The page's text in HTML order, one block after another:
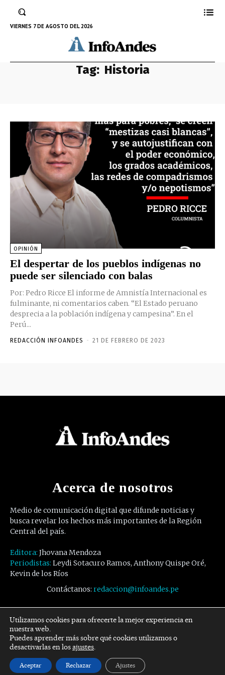
VIERNES 7 DE AGOSTO DEL 2026
Tag: Historia
OPINIÓN
El despertar de los pueblos indígenas no
puede ser silenciado con balas
Por: Pedro Ricce El informe de Amnistía Internacional es
fulminante, ni comentarios caben. “El Estado peruano
desprecia a la población indígena y campesina”. En el
Perú...
REDACCIÓN INFOANDES - 21 DE FEBRERO DE 2023
Acerca de nosotros
Medio de comunicación digital que difunde noticias y
busca revelar los hechos más importantes de la Región
Central del país.
Editora: Jhovana Mendoza
Periodistas: Leydi Sotacuro Ramos, Anthony Quispe Oré,
Kevin de los Ríos
Contáctanos: redaccion@infoandes.pe
Síguenos
Facebook Twitter Youtube
Utilizamos cookies para ofrecerte la mejor experiencia en
nuestra web.
Puedes aprender más sobre qué cookies utilizamos o
desactivarlas en losajustes.
Aceptar Rechazar Ajustes